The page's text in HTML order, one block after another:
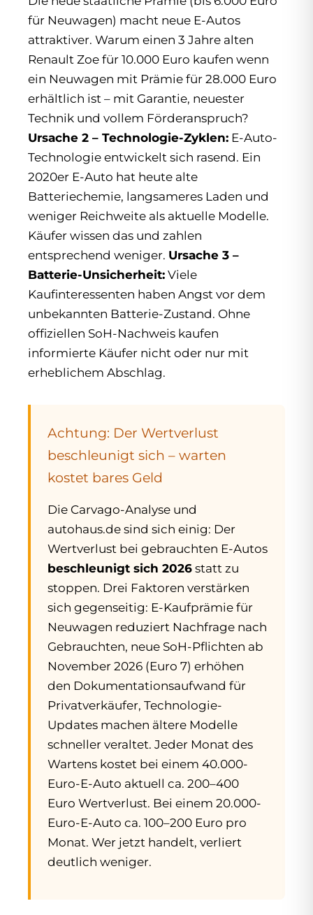
für Neuwagen) macht neue E-Autos
attraktiver. Warum einen 3 Jahre alten
Renault Zoe für 10.000 Euro kaufen wenn
ein Neuwagen mit Prämie für 28.000 Euro
erhältlich ist – mit Garantie, neuester
Technik und vollem Förderanspruch?
Ursache 2 – Technologie-Zyklen: E-Auto-
Technologie entwickelt sich rasend. Ein
2020er E-Auto hat heute alte
Batteriechemie, langsameres Laden und
weniger Reichweite als aktuelle Modelle.
Käufer wissen das und zahlen
entsprechend weniger. Ursache 3 –
Batterie-Unsicherheit: Viele
Kaufinteressenten haben Angst vor dem
unbekannten Batterie-Zustand. Ohne
offiziellen SoH-Nachweis kaufen
informierte Käufer nicht oder nur mit
erheblichem Abschlag.
Achtung: Der Wertverlust
beschleunigt sich – warten
kostet bares Geld
Die Carvago-Analyse und
autohaus.de sind sich einig: Der
Wertverlust bei gebrauchten E-Autos
beschleunigt sich 2026 statt zu
stoppen. Drei Faktoren verstärken
sich gegenseitig: E-Kaufprämie für
Neuwagen reduziert Nachfrage nach
Gebrauchten, neue SoH-Pflichten ab
November 2026 (Euro 7) erhöhen
den Dokumentationsaufwand für
Privatverkäufer, Technologie-
Updates machen ältere Modelle
schneller veraltet. Jeder Monat des
Wartens kostet bei einem 40.000-
Euro-E-Auto aktuell ca. 200–400
Euro Wertverlust. Bei einem 20.000-
Euro-E-Auto ca. 100–200 Euro pro
Monat. Wer jetzt handelt, verliert
deutlich weniger.